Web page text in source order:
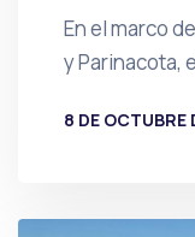
En el marco
y Parinacota,
8 DE OCTUBRE